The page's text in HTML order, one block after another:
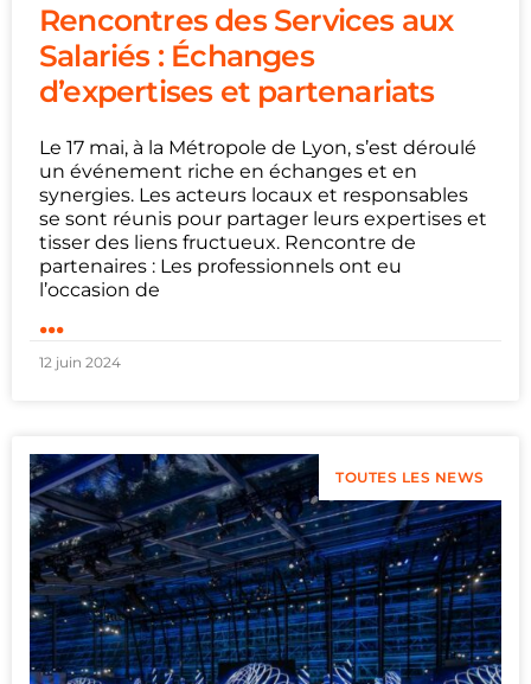
Rencontres des Services aux
Salariés : Échanges
d’expertises et partenariats
Le 17 mai, à la Métropole de Lyon, s’est déroulé
un événement riche en échanges et en
synergies. Les acteurs locaux et responsables
se sont réunis pour partager leurs expertises et
tisser des liens fructueux. Rencontre de
partenaires : Les professionnels ont eu
l’occasion de
...
12 juin 2024
TOUTES LES NEWS